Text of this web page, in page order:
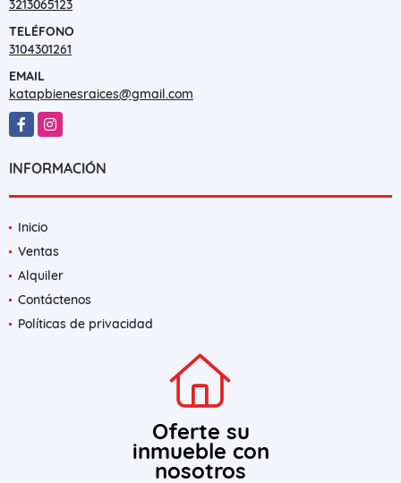
MÓVIL
3213065123
TELÉFONO
3104301261
EMAIL
katapbienesraices@gmail.com
INFORMACIÓN
Inicio
Ventas
Alquiler
Contáctenos
Oferte su
inmueble con